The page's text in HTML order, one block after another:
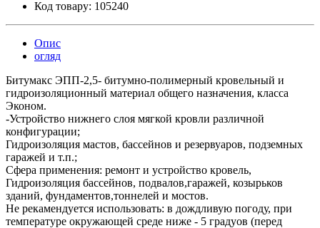
Код товару: 105240
Опис
огляд
Битумакс ЭПП-2,5- битумно-полимерный кровельный и
гидроизоляционный материал общего назначения, класса
Эконом.
-Устройство нижнего слоя мягкой кровли различной
конфигурации;
Гидроизоляция мастов, бассейнов и резервуаров, подземных
гаражей и т.п.;
Сфера применения: ремонт и устройство кровель,
Гидроизоляция бассейнов, подвалов,гаражей, козырьков
зданий, фундаментов,тоннелей и мостов.
Не рекамендуется использовать: в дождливую погоду, при
температуре окружающей среде ниже - 5 градуов (перед